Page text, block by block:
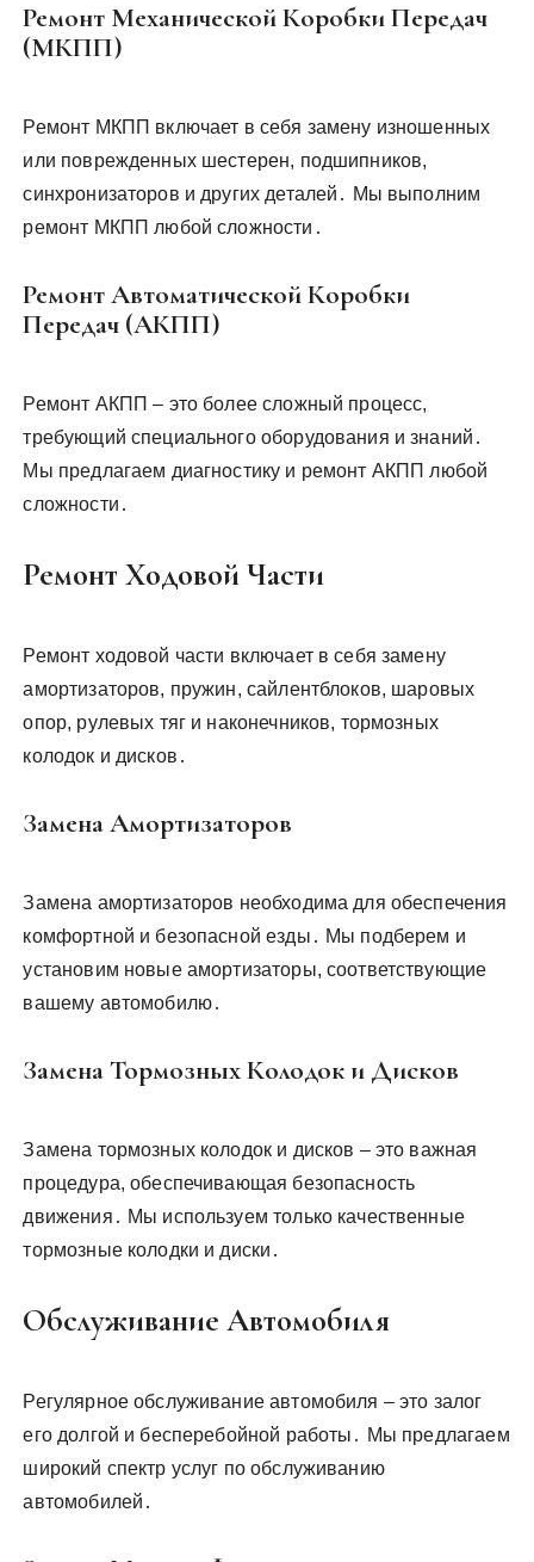
Ремонт Механической Коробки Передач
(МКПП)
Ремонт МКПП включает в себя замену изношенных
или поврежденных шестерен, подшипников,
синхронизаторов и других деталей․ Мы выполним
ремонт МКПП любой сложности․
Ремонт Автоматической Коробки
Передач (АКПП)
Ремонт АКПП – это более сложный процесс,
требующий специального оборудования и знаний․
Мы предлагаем диагностику и ремонт АКПП любой
сложности․
Ремонт Ходовой Части
Ремонт ходовой части включает в себя замену
амортизаторов, пружин, сайлентблоков, шаровых
опор, рулевых тяг и наконечников, тормозных
колодок и дисков․
Замена Амортизаторов
Замена амортизаторов необходима для обеспечения
комфортной и безопасной езды․ Мы подберем и
установим новые амортизаторы, соответствующие
вашему автомобилю․
Замена Тормозных Колодок и Дисков
Замена тормозных колодок и дисков – это важная
процедура, обеспечивающая безопасность
движения․ Мы используем только качественные
тормозные колодки и диски․
Обслуживание Автомобиля
Регулярное обслуживание автомобиля – это залог
его долгой и бесперебойной работы․ Мы предлагаем
широкий спектр услуг по обслуживанию
автомобилей․